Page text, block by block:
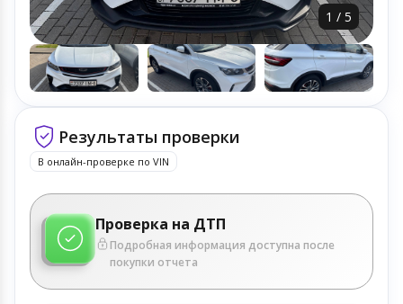
1 / 5
Результаты проверки
В онлайн-проверке по VIN
Проверка на ДТП
Подробная информация доступна после
покупки отчета